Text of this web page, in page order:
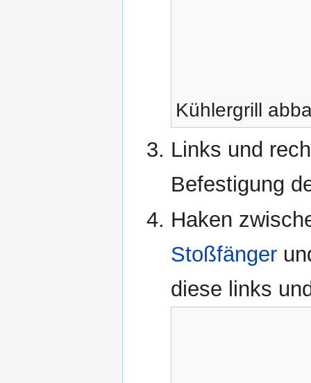
Kühlergrill
Links und
Befestigung
Haken
Stoßfänger
diese links